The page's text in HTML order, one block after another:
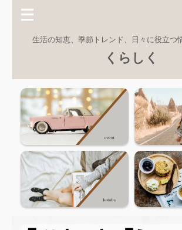
生活の知恵、季節トレンド、日々に役立つ
くらしく